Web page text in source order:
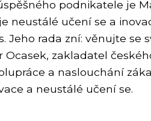
podnikatele je
neustálé učení se a
Jeho rada zní: věnujte se
zakladatel
a naslouchání
a neustálé učení se.